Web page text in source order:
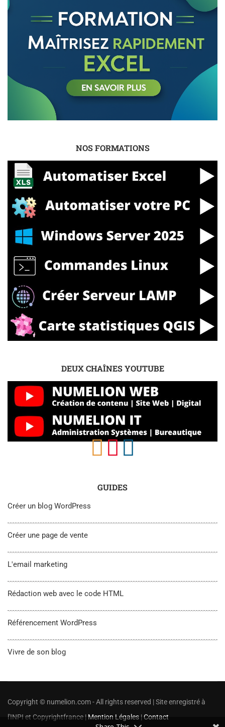
NOS FORMATIONS
DEUX CHAÎNES YOUTUBE
GUIDES
Créer un blog WordPress
Créer une page de vente
L'email marketing
Rédaction web avec le code HTML
Référencement WordPress
Vivre de son blog
Copyright © numelion.com - All rights reserved | Site enregistré à
l'INPI et Copyrightfrance | Mention Légales |Contact